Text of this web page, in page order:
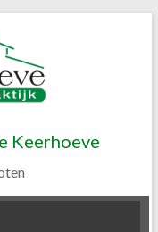
Keerhoeve